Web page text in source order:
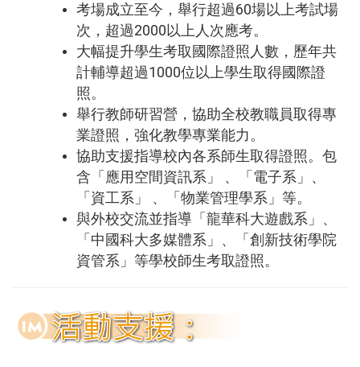
考場成立至今，舉行超過60場以上考試場
次，超過2000 以上人次應考。
大幅提升學生考取國際證照人數，歷年共
計輔導超過1000位以上學生取得國際證
照。
舉行教師研習營，協助全校教職員取得專
業證照，強化教學專業能力。
協助支援指導校內各系師生取得證照。包
含「應用空間資訊系」
、「電子系」、
「資工系」
、「物業管理學系」等。
與外校交流並指導「龍華科大遊戲系」、
「中國科大多媒體系」、「創新技術學院
資管系」等學校師生考取證照。